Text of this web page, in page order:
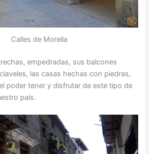
Calles de Morella
empedradas, sus balcones
las casas hechas con piedras,
poder tener y disfrutar de este tipo de
país.